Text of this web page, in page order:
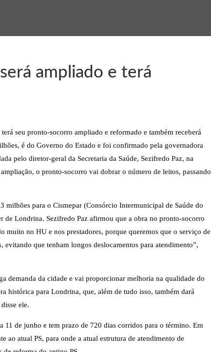
ampliado e terá
seu pronto-socorro ampliado e reformado e também receberá
é do Governo do Estado e foi confirmado pela governadora
pelo diretor-geral da Secretaria da Saúde, Sezifredo Paz, na
o pronto-socorro vai dobrar o número de leitos, passando
milhões para o Cismepar (Consórcio Intermunicipal de Saúde do
de Londrina. Sezifredo Paz afirmou que a obra no pronto-socorro
muito no HU e nos prestadores, porque queremos que o serviço de
evitando que tenham longos deslocamentos para atendimento”,
demanda da cidade e vai proporcionar melhoria na qualidade do
histórica para Londrina, que, além de tudo isso, também dará
ele.
de junho e tem prazo de 720 dias corridos para o término. Em
ao atual PS, para onde a atual estrutura de atendimento de